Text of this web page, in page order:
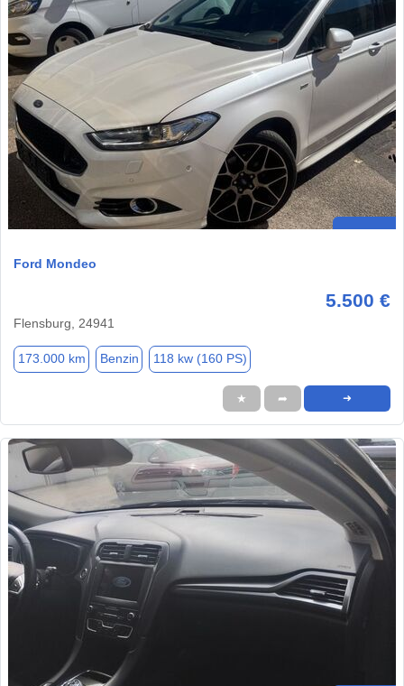
Ford Mondeo
5.500 €
Flensburg, 24941
173.000 km Benzin 118 kw (160 PS)
★ ➦ ➜